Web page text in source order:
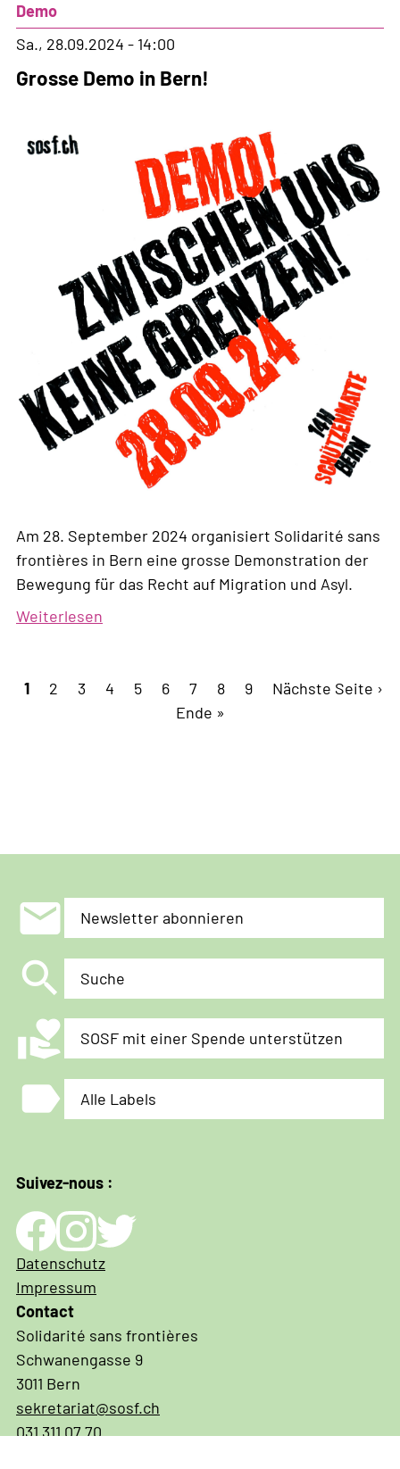
sind
-
sicherer
Hafen
Demo
Sa., 28.09.2024 - 14:00
Grosse Demo in Bern!
Am 28. September 2024 organisiert Solidarité sans
frontières in Bern eine grosse Demonstration der
Bewegung für das Recht auf Migration und Asyl.
Weiterlesen
in
Seitennummerierung
Aktuelle
1 Page
2 Page
3 Page
4 Page
5 Page
6 Page
7 Page
8 Page
9
Nächste
Nächste Seite ›
Letzte
Ende »
mail Newsletter abonnieren
search Suche
volunteer_activism SOSF mit einer Spende unterstützen
label Alle Labels
Suivez-nous :
Impressum
und
Datenschutz
Datenschutz
Impressum
Contact
Solidarité sans frontières
Schwanengasse 9
3011 Bern
sekretariat@sosf.ch
031 311 07 70